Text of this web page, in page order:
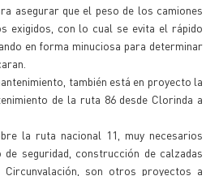
asegurar que el peso de los camiones
exigidos, con lo cual se evita el rápido
en forma minuciosa para determinar
también está en proyecto la
de la ruta 86 desde Clorinda a
la ruta nacional 11, muy necesarios
seguridad, construcción de calzadas
Circunvalación, son otros proyectos a